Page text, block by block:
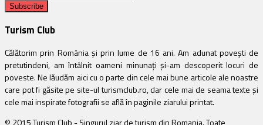
Turism Club
Călătorim prin România și prin lume de 16 ani. Am adunat povești de
pretutindeni, am întâlnit oameni minunați și-am descoperit locuri de
poveste. Ne lăudăm aici cu o parte din cele mai bune articole ale noastre
care pot fi găsite pe site-ul turismclub.ro, dar cele mai de seama texte și
cele mai inspirate fotografii se află în paginile ziarului printat.
© 2015 Turism Club - Singurul ziar de turism din Romania. Toate